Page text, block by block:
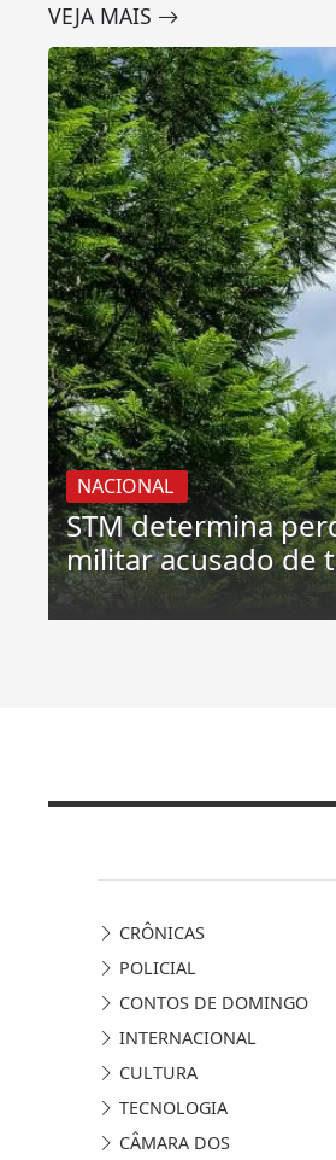
VEJA MAIS
NACIONAL
STM determina
militar acusado de
CRÔNICAS
POLICIAL
CONTOS DE DOMINGO
INTERNACIONAL
CULTURA
TECNOLOGIA
CÂMARA DOS